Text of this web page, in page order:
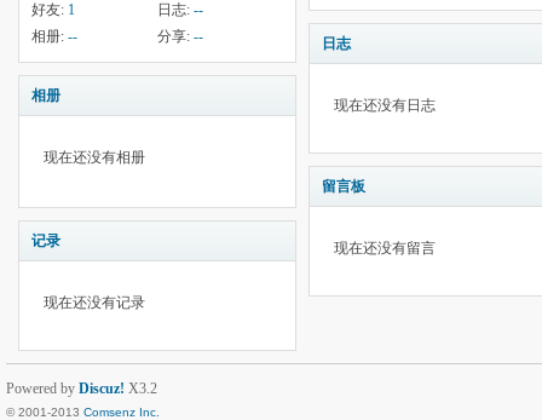
好友: 1 日志: --
相册: -- 分享: --
相册
现在还没有相册
记录
现在还没有记录
日志
现在还没有日志
留言板
现在还没有留言
Powered by Discuz! X3.2
© 2001-2013 Comsenz Inc.